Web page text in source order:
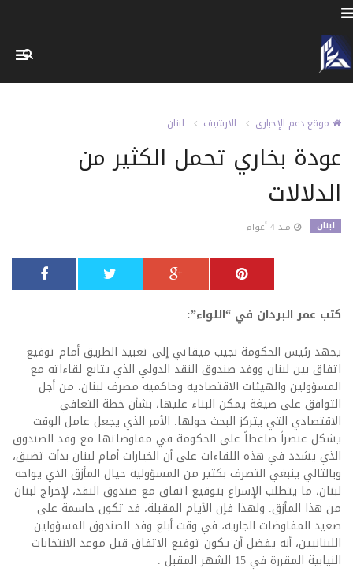
موقع دعم الإخباري الارشيف لبنان
عودة بخاري تحمل الكثير من
الدلالات
لبنان منذ 4 أعوام
كتب عمر البردان في “اللواء”:
يجهد رئيس الحكومة نجيب ميقاتي إلى تعبيد الطريق أمام توقيع
اتفاق بين لبنان ووفد صندوق النقد الدولي الذي يتابع لقاءاته مع
المسؤولين والهيئات الاقتصادية وحاكمية مصرف لبنان، من أجل
التوافق على صيغة يمكن البناء عليها، بشأن خطة التعافي
الاقتصادي التي يتركز البحث حولها. الأمر الذي يجعل عامل الوقت
يشكل عنصراً ضاغطاً على الحكومة في مفاوضاتها مع وفد الصندوق
الذي يشدد في هذه اللقاءات على أن الخيارات أمام لبنان بدأت تضيق،
وبالتالي ينبغي التصرف بكثير من المسؤولية حيال المأزق الذي يواجه
لبنان، ما يتطلب الإسراع بتوقيع اتفاق مع صندوق النقد، لإخراج لبنان
من هذا المأزق. ولهذا فإن الأيام المقبلة، قد تكون حاسمة على
صعيد المفاوضات الجارية، في وقت أبلغ وفد الصندوق المسؤولين
اللبنانيين، أنه يفضل أن يكون توقيع الاتفاق قبل موعد الانتخابات
النيابية المقررة في 15 الشهر المقبل .